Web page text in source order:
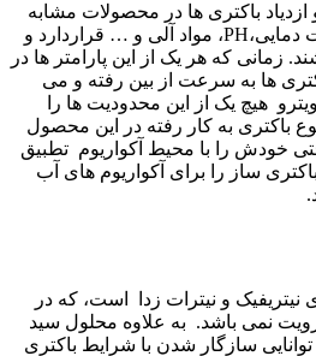
باکتری ها در محصولات مشابه
دربازه ی محدودی از تغییرات دمایی،PH، مواد آلی و … قراردارد و
زمانی که هر یک از این پارامتر ها در
ها به سرعت از بین رفته و می
هیچ یک از این محدودیت ها را
باکتری به کار رفته در این محصول
خودش را با محیط آکواریوم تطبیق
ساز را برای آکواریوم های آب
نیتریفیک و نیترات زدا است، که در
نمی باشد. به علاوه محلول سید
سازگار شدن با شرایط باکتری